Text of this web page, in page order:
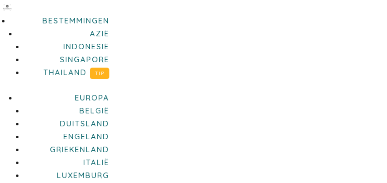
BESTEMMINGEN
AZIË
INDONESIË
SINGAPORE
THAILAND
TIP
EUROPA
BELGIË
DUITSLAND
ENGELAND
GRIEKENLAND
ITALIË
LUXEMBURG